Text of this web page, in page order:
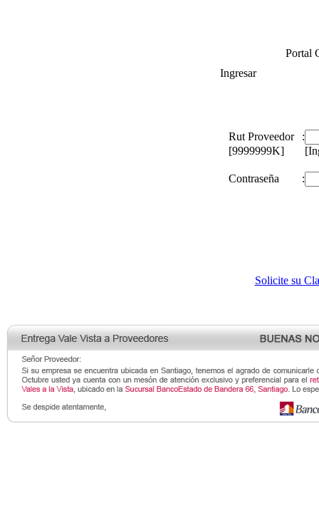
Portal
Ingresar
Rut Proveedor
:
[9999999K]
Contraseña :
Solicite su